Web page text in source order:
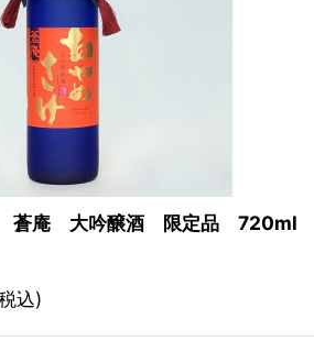
蒼庵 大吟醸酒 限定品 720ml
込)